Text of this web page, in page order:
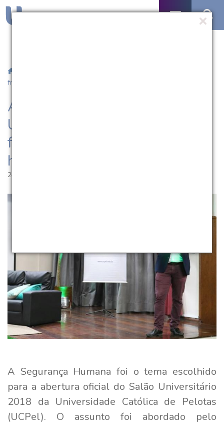
fragilidade da segurança humana
Abertura do Salão
Universitário aborda a
fragilidade da segurança
humana
24.10.2018 | 17:55
A Segurança Humana foi o tema escolhido
para a abertura oficial do Salão Universitário
2018 da Universidade Católica de Pelotas
(UCPel). O assunto foi abordado pelo